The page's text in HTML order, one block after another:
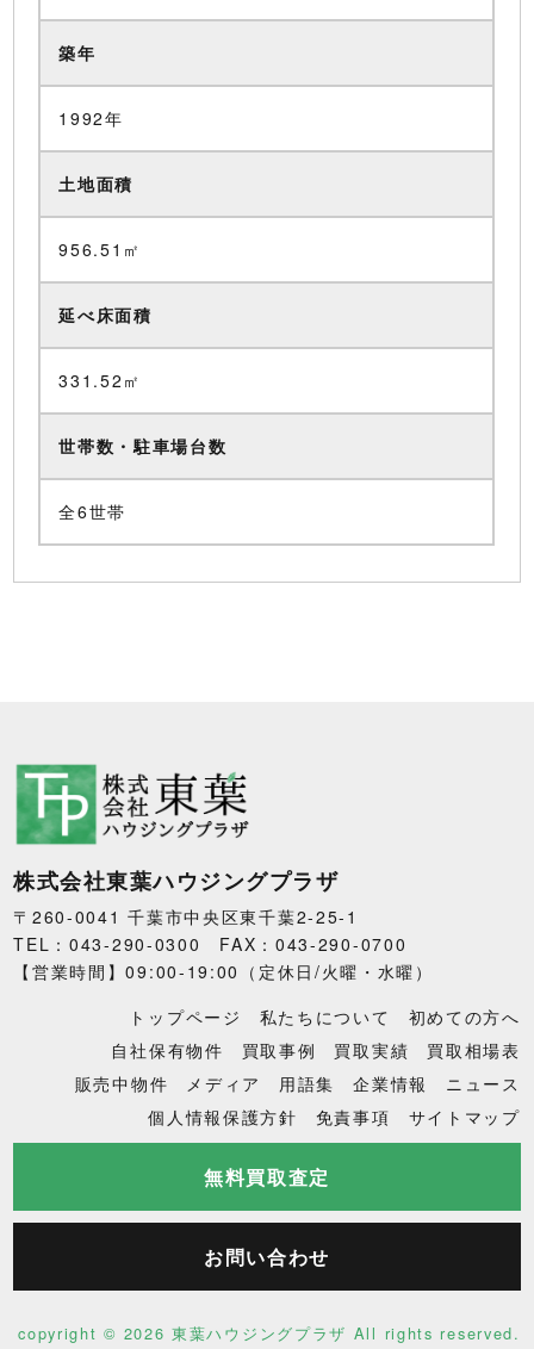
築年
1992年
土地面積
956.51㎡
延べ床面積
331.52㎡
世帯数・駐車場台数
全6世帯
株式会社東葉ハウジングプラザ
〒260-0041 千葉市中央区東千葉2-25-1
TEL：043-290-0300 FAX：043-290-0700
【営業時間】09:00-19:00（定休日/火曜・水曜）
トップページ
私たちについて
初めての方へ
自社保有物件
買取事例 買取実績
買取相場表
販売中物件
メディア 用語集 企業情報
ニュース
個人情報保護方針
免責事項 サイトマップ
無料買取査定
お問い合わせ
copyright © 2026 東葉ハウジングプラザ All rights reserved.